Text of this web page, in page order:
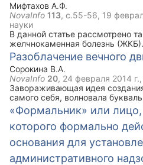
Мифтахов А.Ф.
NovaInfo 113, с.55-56, 19
науки
В данной статье рассмотрено
желчнокаменная болезнь
симптомы, задачи ЛФК при
моментом статьи является
физической культуры при ЖКБ,
наряду с медикаментозным
Разоблачение вечного
Сорокина В.А.
NovaInfo 20, 24 февраля 2014 г.
Завораживающая идея
самого себя, волновала
Бесплодные поиски вечного
инженерной науки и
существование. Причины
вечных двигателей, их модели
рассмотрены в данной статье.
«Формальник» или
которого формально
основания для
административного